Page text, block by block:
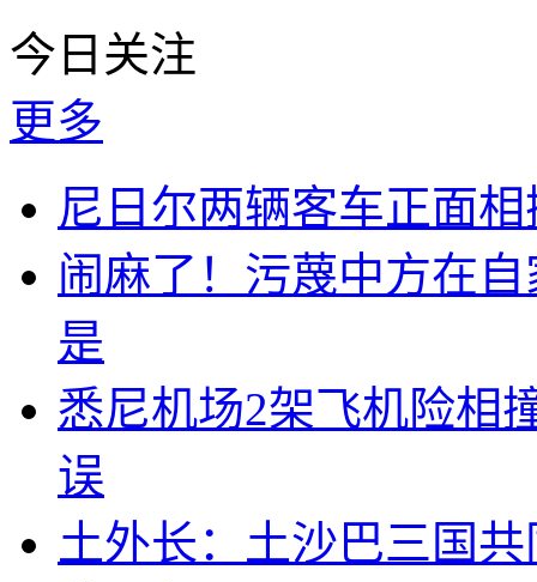
今日关注
更多
尼日尔两辆客车正面
闹麻了！污蔑中方在
是
悉尼机场2架飞机险相
误
土外长：土沙巴三国